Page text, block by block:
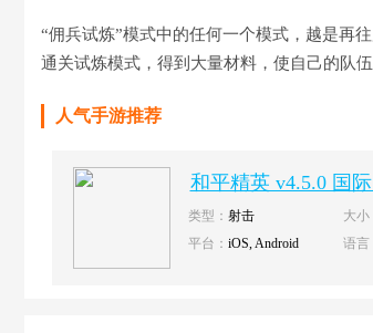
“佣兵试炼”模式中的任何一个模式，越是再
通关试炼模式，得到大量材料，使自己的队
人气手游推荐
和平精英 v4.5.0 国
新版本
类型： 射击 大小
平台： iOS, Android 语言